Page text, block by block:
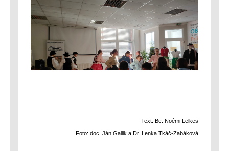
Text: Bc. Noémi Lelkes
Foto: doc. Ján Gallik a Dr. Lenka Tkáč-Zabáková